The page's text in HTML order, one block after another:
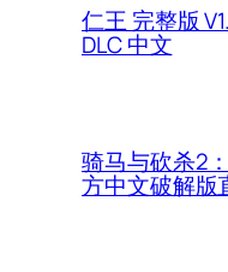
仁王 完整版
DLC 中文
骑马与砍杀2
方中文破解版